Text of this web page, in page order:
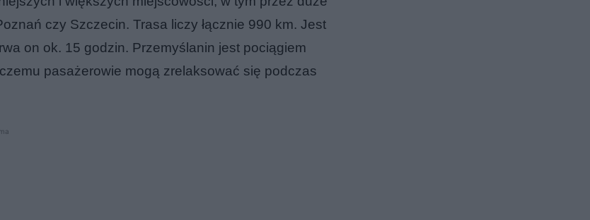
czy Szczecin. Trasa liczy łącznie 990 km. Jest
on ok. 15 godzin. Przemyślanin jest pociągiem
pasażerowie mogą zrelaksować się podczas